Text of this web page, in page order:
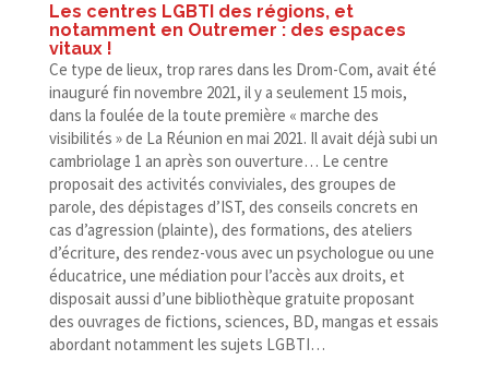
Les centres LGBTI des régions, et
notamment en Outremer : des espaces
vitaux !
Ce type de lieux, trop rares dans les Drom-​Com, avait été
inauguré fin novembre 2021, il y a seulement 15 mois,
dans la foulée de la toute première « marche des
visibilités » de La Réunion en mai 2021. Il avait déjà subi un
cambriolage 1 an après son ouverture… Le centre
proposait des activités conviviales, des groupes de
parole, des dépistages d’IST, des conseils concrets en
cas d’agression (plainte), des formations, des ateliers
d’écriture, des rendez-​vous avec un psychologue ou une
éducatrice, une médiation pour l’accès aux droits, et
disposait aussi d’une bibliothèque gratuite proposant
des ouvrages de fictions, sciences, BD, mangas et essais
abordant notamment les sujets LGBTI…